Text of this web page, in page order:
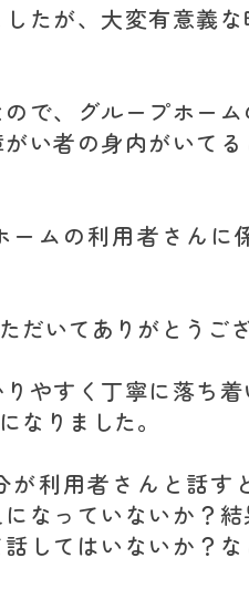
たが、大変有意義
で、グループホー
い者の身内がいて
ームの利用者さんに
だいてありがとうござ
やすく丁寧に落ち
なりました。
が利用者さんと話す
なっていないか？
してはいないか？